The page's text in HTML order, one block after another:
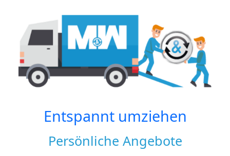
Entspannt umziehen
Persönliche Angebote